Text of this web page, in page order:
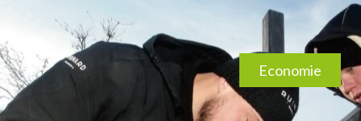
Economie